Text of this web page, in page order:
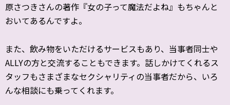
原さつきさんの著作『女の子って魔法だよね』もちゃんと
おいてあるんですよ。
また、飲み物をいただけるサービスもあり、当事者同士や
ALLYの方と交流することもできます。話しかけてくれるス
タッフもさまざまなセクシャリティの当事者だから、いろ
んな相談にも乗ってくれます。